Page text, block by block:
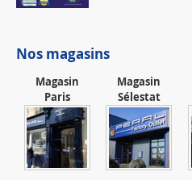
Nos magasins
Magasin
Paris
Magasin
Sélestat